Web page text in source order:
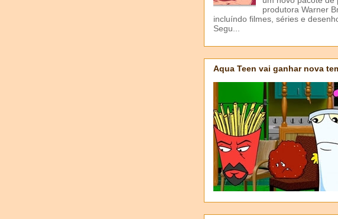
produtora Warner
incluíndo filmes, séries e
Segu...
Aqua Teen vai ganhar nova